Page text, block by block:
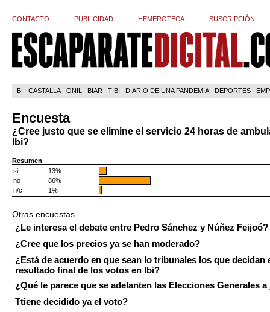
CONTACTO PUBLICIDAD HEMEROTECA SUSCRIPCIÓN
IBI CASTALLA ONIL BIAR TIBI DIARIO DE UNA PANDEMIA DEPORTES
Encuesta
¿Cree justo que se elimine el servicio 24 horas de
Ibi?
Resumen
si
13%
no
86%
n/c
1%
Otras encuestas
¿Le interesa el debate entre Pedro Sánchez y Núñez Feijoó?
¿Cree que los precios ya se han moderado?
¿Está de acuerdo en que sean lo tribunales los que decidan
resultado final de los votos en Ibi?
¿Qué le parece que se adelanten las Elecciones Generales
Ttiene decidido ya el voto?